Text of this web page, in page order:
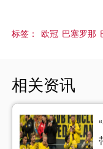
标签： 欧冠 巴塞罗那
相关资讯